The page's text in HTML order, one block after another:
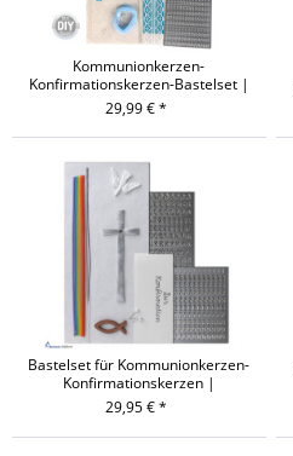
Kommunionkerzen-
Konfirmationskerzen-Bastelset |
Blau-Silber
29,99 € *
Bastelset für Kommunionkerzen-
Konfirmationskerzen |
Regenbogen-Kreuz-Silber
29,95 € *